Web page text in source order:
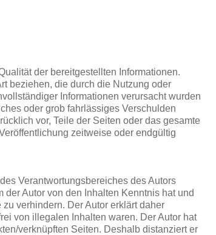
der bereitgestellten Informationen.
beziehen, die durch die Nutzung oder
Informationen verursacht wurden
oder grob fahrlässiges Verschulden
vor, Teile der Seiten oder das gesamte
zeitweise oder endgültig
Verantwortungsbereiches des Autors
Autor von den Inhalten Kenntnis hat und
verhindern. Der Autor erklärt daher
von illegalen Inhalten waren. Der Autor hat
verknüpften Seiten. Deshalb distanziert er